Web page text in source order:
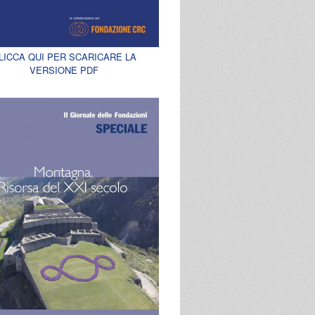
QUI PER SCARICARE LA
VERSIONE PDF